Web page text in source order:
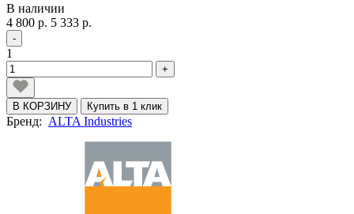
В наличии
4 800 р. 5 333 р.
-
1
+
В КОРЗИНУ Купить в 1 клик
Бренд: ALTA Industries